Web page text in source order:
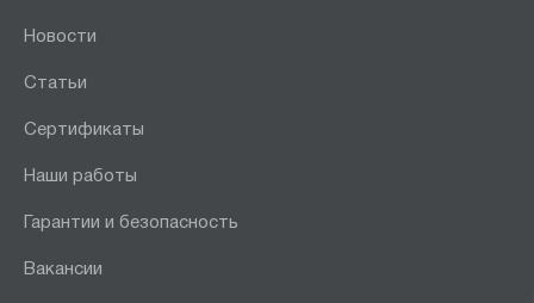
Новости
Статьи
Сертификаты
Наши работы
Гарантии и безопасность
Вакансии